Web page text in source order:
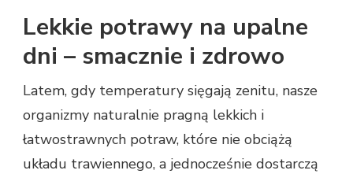
Lekkie potrawy na upalne
dni – smacznie i zdrowo
Latem, gdy temperatury sięgają zenitu, nasze
organizmy naturalnie pragną lekkich i
łatwostrawnych potraw, które nie obciążą
układu trawiennego, a jednocześnie dostarczą